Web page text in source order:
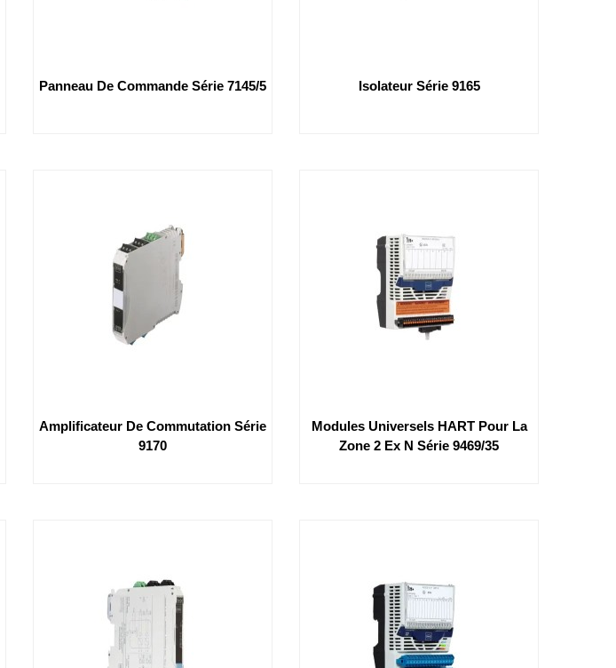
Panneau De Commande Série 7145/5 Isolateur Série 9165
Amplificateur De Commutation Série
9170
Modules Universels HART Pour La
Zone 2 Ex N Série 9469/35